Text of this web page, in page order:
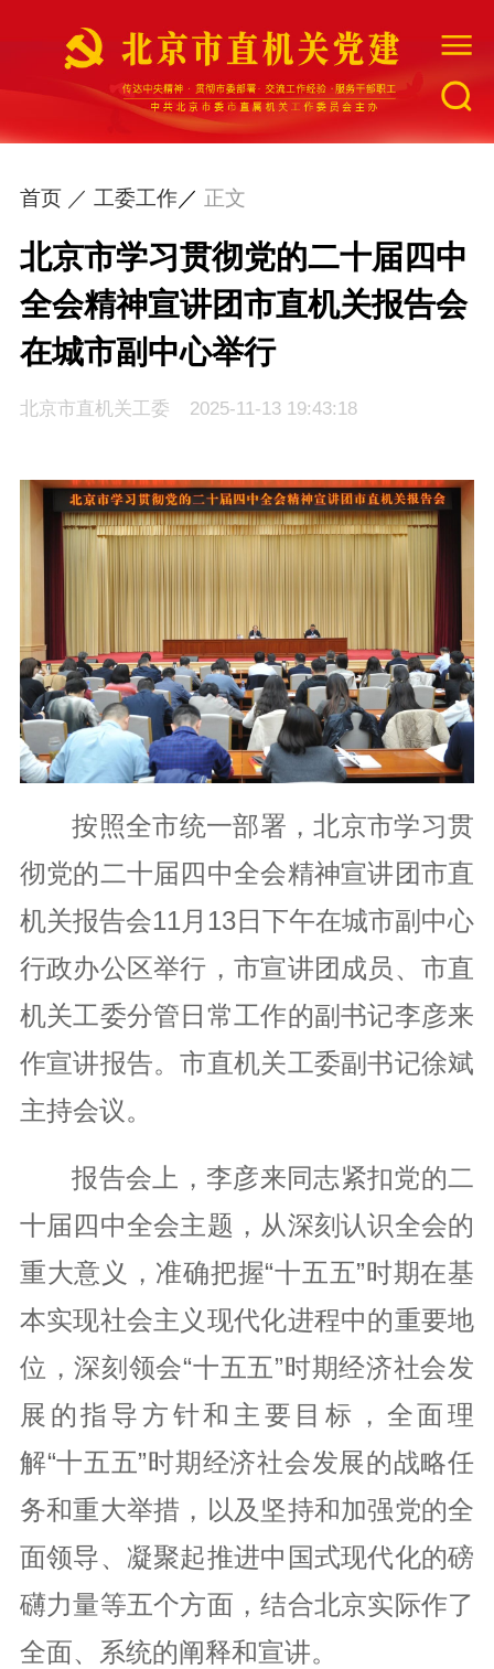
工委简介
最新资讯
组织建设
指导督促
党风廉政
统战群团
党建研究
首页 ／ 工委工作／ 正文
北京市学习贯彻党的二十届四中
全会精神宣讲团市直机关报告会
在城市副中心举行
北京市直机关工委 2025-11-13 19:43:18
按照全市统一部署，北京市学习贯
彻党的二十届四中全会精神宣讲团市直
机关报告会11月13日下午在城市副中心
行政办公区举行，市宣讲团成员、市直
机关工委分管日常工作的副书记李彦来
作宣讲报告。市直机关工委副书记徐斌
主持会议。
报告会上，李彦来同志紧扣党的二
十届四中全会主题，从深刻认识全会的
重大意义，准确把握“十五五”时期在基
本实现社会主义现代化进程中的重要地
位，深刻领会“十五五”时期经济社会发
展的指导方针和主要目标，全面理
解“十五五”时期经济社会发展的战略任
务和重大举措，以及坚持和加强党的全
面领导、凝聚起推进中国式现代化的磅
礴力量等五个方面，结合北京实际作了
全面、系统的阐释和宣讲。